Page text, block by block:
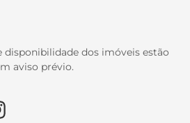
disponibilidade dos imóveis estão
aviso prévio.